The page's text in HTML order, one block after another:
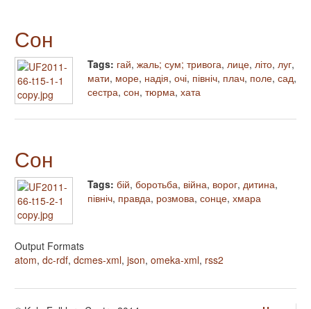
Сон
Tags: гай, жаль; сум; тривога, лице, літо, луг,
мати, море, надія, очі, північ, плач, поле, сад,
сестра, сон, тюрма, хата
Сон
Tags: бій, боротьба, війна, ворог, дитина,
північ, правда, розмова, сонце, хмара
Output Formats
atom, dc-rdf, dcmes-xml, json, omeka-xml, rss2